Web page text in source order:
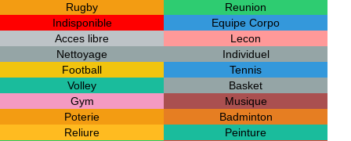
Rugby
Reunion
Indisponible
Equipe Corpo
Acces libre
Lecon
Nettoyage
Individuel
Football
Tennis
Volley
Basket
Gym
Musique
Poterie
Badminton
Reliure
Peinture